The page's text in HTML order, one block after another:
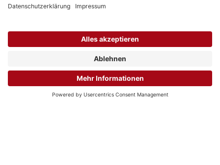
44139 Dortmund